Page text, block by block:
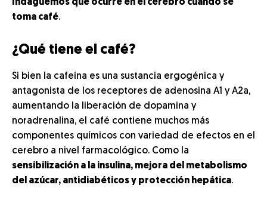
Indaguemos qué ocurre en el cerebro cuando se
toma café.
¿Qué tiene el café?
Si bien la cafeína es una sustancia ergogénica y
antagonista de los receptores de adenosina A1 y A2a,
aumentando la liberación de dopamina y
noradrenalina, el café contiene muchos más
componentes químicos con variedad de efectos en el
cerebro a nivel farmacológico. Como la
sensibilización a la insulina, mejora del metabolismo
del azúcar, antidiabéticos y protección hepática.